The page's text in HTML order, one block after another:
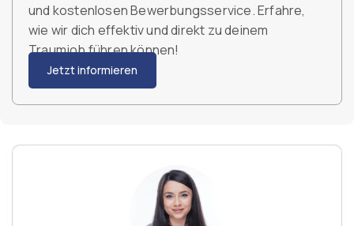
und kostenlosen Bewerbungsservice. Erfahre,
wie wir dich effektiv und direkt zu deinem
Traumjob führen können!
Jetzt informieren